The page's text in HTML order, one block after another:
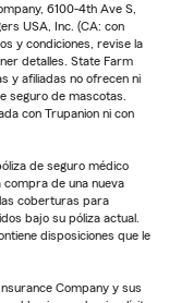
6100-4th Ave S,
USA, Inc. (CA: con
y condiciones, revise la
detalles. State Farm
y afiliadas no ofrecen ni
seguro de mascotas.
con Trupanion ni con
de seguro médico
de una nueva
coberturas para
bajo su póliza actual.
disposiciones que le
Company y sus